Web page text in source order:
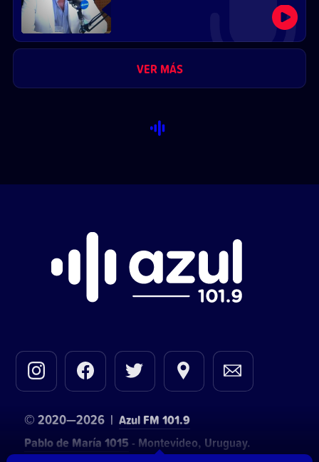
VER MÁS
© 2020—2026 | Azul FM 101.9
Pablo de María 1015 - Montevideo, Uruguay.